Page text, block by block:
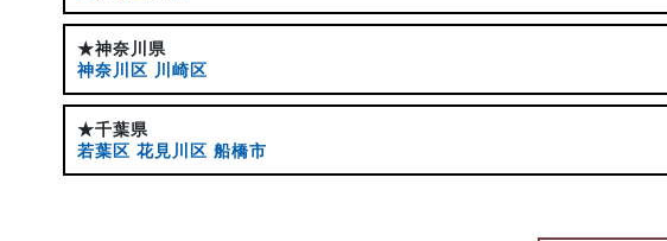
★神奈川県
神奈川区 川崎区
★千葉県
若葉区 花見川区 船橋市